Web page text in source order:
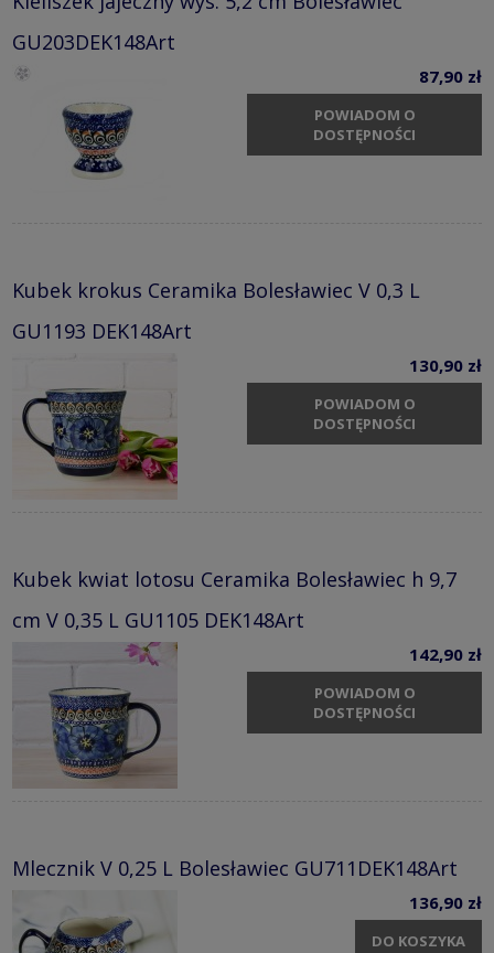
GU203DEK148Art
87,90 zł
POWIADOM O
DOSTĘPNOŚCI
Kubek krokus Ceramika Bolesławiec V 0,3 L
GU1193 DEK148Art
130,90 zł
POWIADOM O
DOSTĘPNOŚCI
Kubek kwiat lotosu Ceramika Bolesławiec h 9,7
cm V 0,35 L GU1105 DEK148Art
142,90 zł
POWIADOM O
DOSTĘPNOŚCI
Mlecznik V 0,25 L Bolesławiec GU711DEK148Art
136,90 zł
DO KOSZYKA